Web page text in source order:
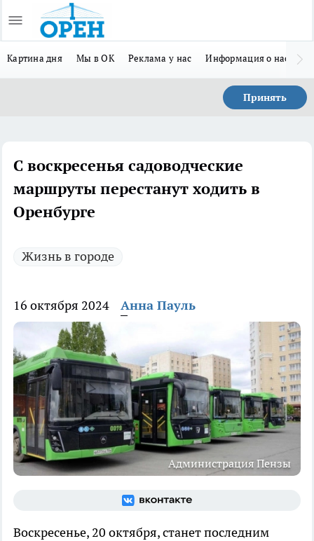
Картина дня Мы в ОК Реклама у нас Информация о нас
Принять
С воскресенья садоводческие
маршруты перестанут ходить в
Оренбурге
Жизнь в городе
16 октября 2024 Анна Пауль
Администрация Пензы
Воскресенье, 20 октября, станет последним